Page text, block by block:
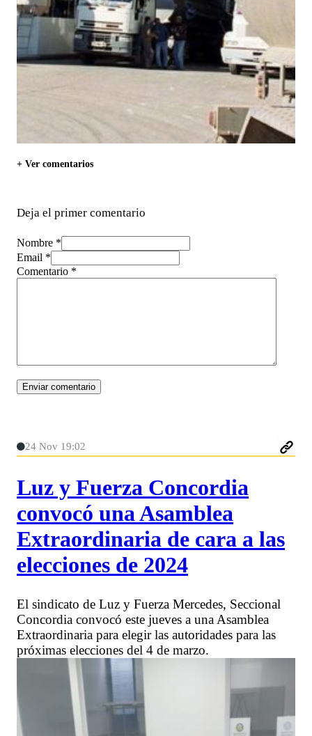
+ Ver comentarios
Deja el primer comentario
Nombre *
Email *
Comentario *
24 Nov 19:02
Luz y Fuerza Concordia
convocó una Asamblea
Extraordinaria de cara a las
elecciones de 2024
El sindicato de Luz y Fuerza Mercedes, Seccional
Concordia convocó este jueves a una Asamblea
Extraordinaria para elegir las autoridades para las
próximas elecciones del 4 de marzo.